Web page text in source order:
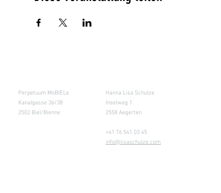
Perpetuum MoBIELe
Kanalgasse 36/38
2502 Biel/Bienne
Hanna Lisa Schulze
Inselweg 1
2558 Aegerten
+41 76 541 03 45
info@lisaschulze.com